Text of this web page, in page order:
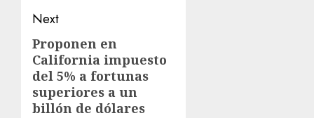
Next
Proponen en
California impuesto
del 5% a fortunas
superiores a un
billón de dólares